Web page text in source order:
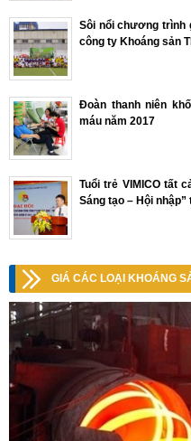
Sôi nổi chương trình
công ty Khoáng sản
Đoàn thanh niên
máu năm 2017
Tuổi trẻ VIMICO tất
Sáng tạo – Hội
GIÁ CÁC LOẠI KHOÁNG